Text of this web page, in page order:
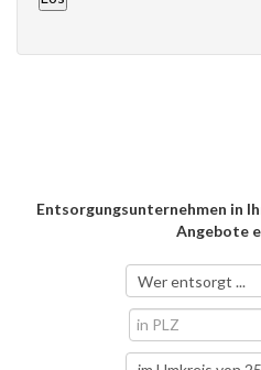
Entsorgungsunternehmen in
Angebote